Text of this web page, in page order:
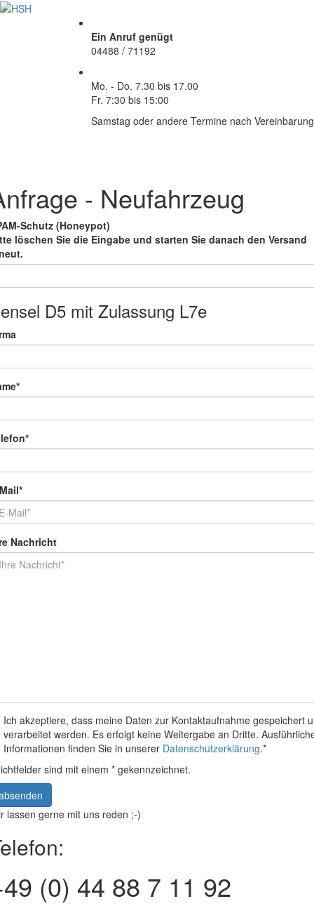
Ein Anruf genügt
04488 / 71192
Mo. - Do. 7.30 bis 17.00
Fr. 7:30 bis 15:00
Samstag oder andere Termine nach Vereinbarung
- Neufahrzeug
Schutz (Honeypot)
löschen Sie die Eingabe und starten Sie danach den Versand
D5 mit Zulassung L7e
Nachricht
Ich akzeptiere, dass meine Daten zur Kontaktaufnahme gespeichert
verarbeitet werden. Es erfolgt keine Weitergabe an Dritte.
Informationen finden Sie in unserer Datenschutzerklärung.*
sind mit einem * gekennzeichnet.
lassen gerne mit uns reden ;-)
(0) 44 88 7 11 92